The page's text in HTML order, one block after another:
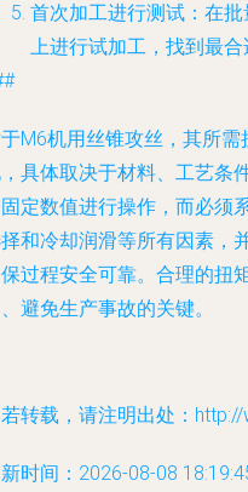
首次加工进行测试 ：在
上进行试加工，找到最
M6机用丝锥攻丝，其所需
具体取决于材料、工艺条
定数值进行操作，而必须
和冷却润滑等所有因素，
过程安全可靠。合理的扭
避免生产事故的关键。
转载，请注明出处：
时间：2026-08-08